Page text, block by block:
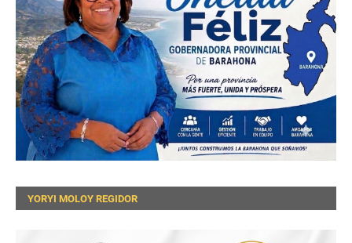
YORYI MOLOY REGIDOR